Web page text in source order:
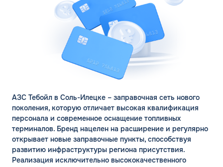
АЗС Тебойл в Соль-Илецке – заправочная сеть нового
поколения, которую отличает высокая квалификация
персонала и современное оснащение топливных
терминалов. Бренд нацелен на расширение и регулярно
открывает новые заправочные пункты, способствуя
развитию инфраструктуры региона присутствия.
Реализация исключительно высококачественного